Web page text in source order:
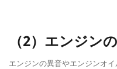
（2）エンジン
エンジンの異音やエンジンオ